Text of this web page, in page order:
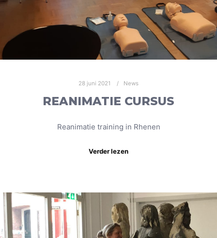
28 juni 2021 News
REANIMATIE CURSUS
Reanimatie training in Rhenen
Verder lezen